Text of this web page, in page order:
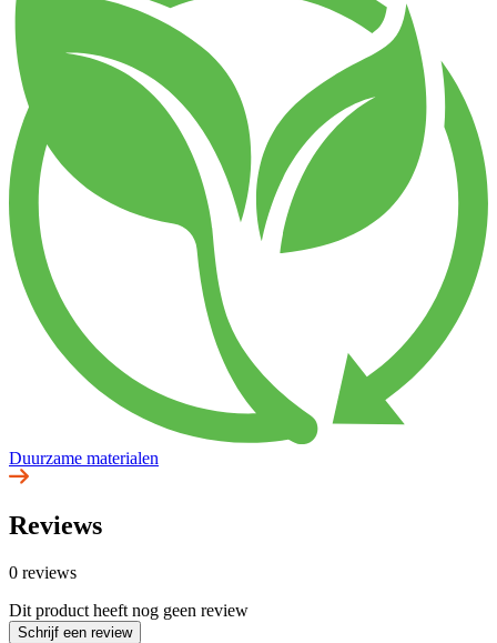
Duurzame materialen
Reviews
0 reviews
Dit product heeft nog geen review
Schrijf een review